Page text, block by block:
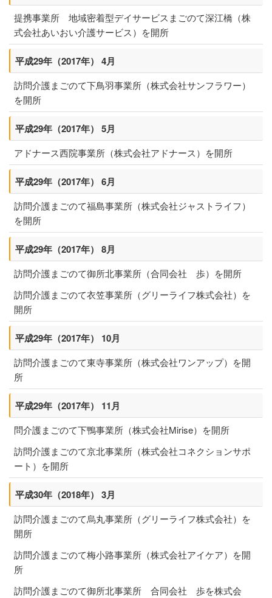
提携事業所 地域密着型デイサービスまごのて深江橋（株
式会社あいおい介護サービス）を開所
平成29年（2017年） 4月
訪問介護まごのて下鳥羽事業所（株式会社サンフラワー）
を開所
平成29年（2017年） 5月
アドナース西院事業所（株式会社アドナース）を開所
平成29年（2017年） 6月
訪問介護まごのて福島事業所（株式会社ジャストライフ）
を開所
平成29年（2017年） 8月
訪問介護まごのて御所北事業所（合同会社 歩）を開所
訪問介護まごのて衣笠事業所（グリーライフ株式会社）を
開所
平成29年（2017年） 10月
訪問介護まごのて東寺事業所（株式会社ワンアップ）を開
所
平成29年（2017年） 11月
問介護まごのて下鴨事業所（株式会社Mirise）を開所
訪問介護まごのて京北事業所（株式会社コネクションサポ
ート）を開所
平成30年（2018年） 3月
訪問介護まごのて烏丸事業所（グリーライフ株式会社）を
開所
訪問介護まごのて梅小路事業所（株式会社アイケア）を開
所
訪問介護まごのて御所北事業所 合同会社 歩を株式会